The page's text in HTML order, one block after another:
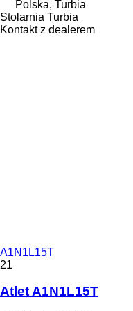
Polska, Turbia
Stolarnia Turbia
Kontakt z dealerem
A1N1L15T
21
Atlet A1N1L15T